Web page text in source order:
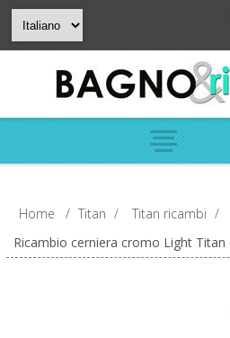
Home / Titan / Titan ricambi /
Ricambio cerniera cromo Light Titan